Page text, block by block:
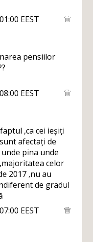
EEST
pensiilor
EEST
,ca cei ieșiți
afectați de
pina unde
celor
2017 ,nu au
de gradul
EEST